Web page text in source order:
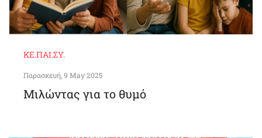
ΚΕ.ΠΑΙ.ΣΥ.
Παρασκευή, 9 May 2025
Μιλώντας για το θυμό